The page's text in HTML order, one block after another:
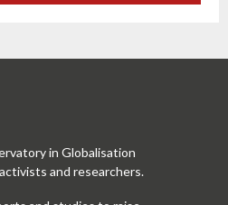
in Globalisation
and researchers.